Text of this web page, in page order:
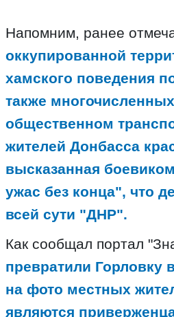
Напомним, ранее
оккупированной
хамского поведения
также
общественном
жителей Донбасса
высказанная
ужас без конца", что
всей сути "ДНР".
Как сообщал портал
превратили Горловку
на фото местных
являются